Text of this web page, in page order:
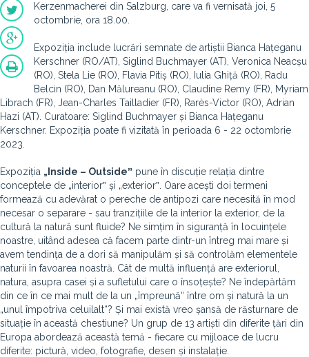
Kerzenmacherei din Salzburg, care va fi vernisată joi, 5
octombrie, ora 18.00.
Expoziția include lucrări semnate de artiștii Bianca Hațeganu
Kerschner (RO/AT), Siglind Buchmayer (AT), Veronica Neacșu
(RO), Stela Lie (RO), Flavia Pitiș (RO), Iulia Ghiță (RO), Radu
Belcin (RO), Dan Mălureanu (RO), Claudine Remy (FR), Myriam
Librach (FR), Jean-Charles Tailladier (FR), Rarès-Victor (RO), Adrian
Hazi (AT). Curatoare: Siglind Buchmayer și Bianca Hațeganu
Kerschner. Expoziția poate fi vizitată în perioada 6 - 22 octombrie
2023.
Expoziția „Inside – Outsideˮ pune în discuție relația dintre
conceptele de „interiorˮ și „exteriorˮ. Oare acești doi termeni
formează cu adevărat o pereche de antipozi care necesită în mod
necesar o separare - sau tranzițiile de la interior la exterior, de la
cultură la natură sunt fluide? Ne simțim în siguranță în locuințele
noastre, uitând adesea că facem parte dintr-un întreg mai mare și
avem tendința de a dori să manipulăm și să controlăm elementele
naturii în favoarea noastră. Cât de multă influență are exteriorul,
natura, asupra casei și a sufletului care o însoțește? Ne îndepărtăm
din ce în ce mai mult de la un „împreună“ între om și natură la un
„unul împotriva celuilalt“? Și mai există vreo șansă de răsturnare de
situație în această chestiune? Un grup de 13 artiști din diferite țări din
Europa abordează această temă - fiecare cu mijloace de lucru
diferite: pictură, video, fotografie, desen și instalație.